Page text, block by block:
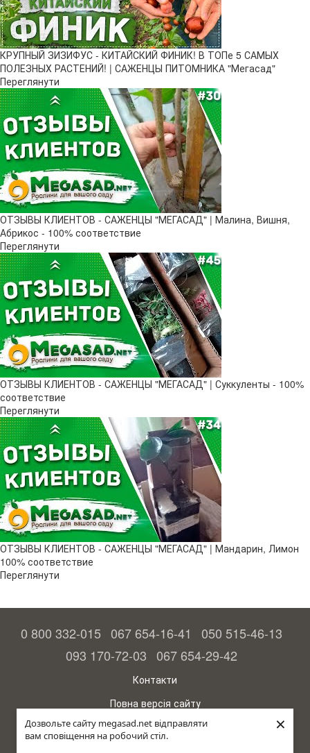
Дозвольте сайту megasad.net відправляти
вам сповіщення на робочий стіл.
×
КРУПНЫЙ ЗИЗИФУС - КИТАЙСКИЙ ФИНИК! В ТОПе 5 САМЫХ
ПОЛЕЗНЫХ РАСТЕНИЙ! | САЖЕНЦЫ ПИТОМНИКА "Мегасад"
Переглянути
ОТЗЫВЫ КЛИЕНТОВ - САЖЕНЦЫ "МЕГАСАД" | Малина, Вишня,
Абрикос - 100% соответствие
Переглянути
ОТЗЫВЫ КЛИЕНТОВ - САЖЕНЦЫ "МЕГАСАД" | Суккуленты - 100%
соответствие
Переглянути
ОТЗЫВЫ КЛИЕНТОВ - САЖЕНЦЫ "МЕГАСАД" | Мандарин, Лимон
100% соответствие
Переглянути
0 800 332-015 067 654-16-41
050 515-46-13
093 170-72-03 067 654-29-42
Контакти
Повна версія сайту
© 2015—2026
Megasad – гарантія високого врожаю